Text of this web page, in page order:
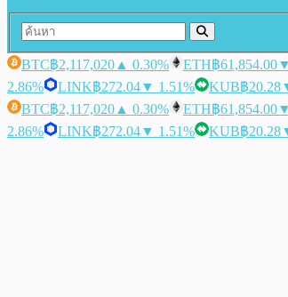
BTC฿2,117,020 ▲ 0.30% ETH฿61,854.00
2.86%
LINK฿272.04▼ 1.51% KUB฿20.28
BTC฿2,117,020 ▲ 0.30% ETH฿61,854.00
2.86%
LINK฿272.04▼ 1.51% KUB฿20.28